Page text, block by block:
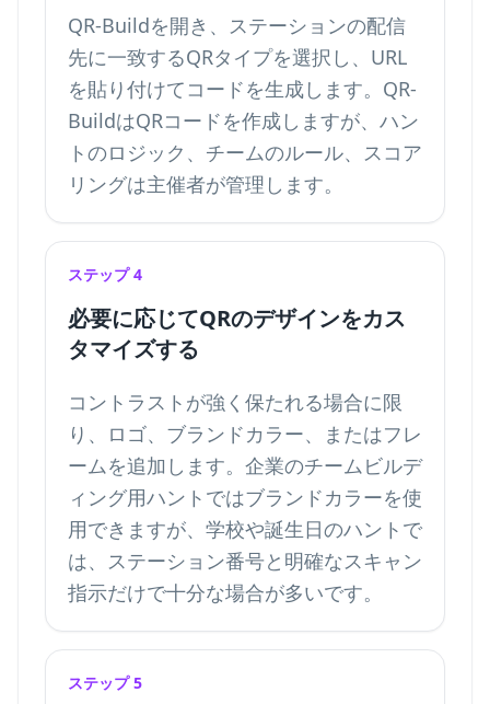
QR-Buildを開き、ステーションの配信
先に一致するQRタイプを選択し、URL
を貼り付けてコードを生成します。QR-
BuildはQRコードを作成しますが、ハン
トのロジック、チームのルール、スコア
リングは主催者が管理します。
ステップ 4
必要に応じてQRのデザインをカス
タマイズする
コントラストが強く保たれる場合に限
り、ロゴ、ブランドカラー、またはフレ
ームを追加します。企業のチームビルデ
ィング用ハントではブランドカラーを使
用できますが、学校や誕生日のハントで
は、ステーション番号と明確なスキャン
指示だけで十分な場合が多いです。
ステップ 5